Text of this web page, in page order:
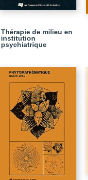
Thérapie de milieu en
institution
psychiatrique